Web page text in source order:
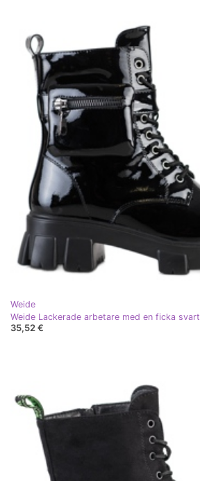
Weide
Weide Lackerade arbetare med en ficka svart
35,52 €